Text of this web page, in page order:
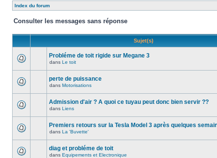
Index du forum
Consulter les messages sans réponse
Sujet(s)
Probléme de toit rigide sur Megane 3
dans Le toit
perte de puissance
dans Motorisations
Admission d'air ? A quoi ce tuyau peut donc bien servir ??
dans Liens
Premiers retours sur la Tesla Model 3 après quelques
dans La 'Buvette'
diag et probléme de toit
dans Equipements et Electronique